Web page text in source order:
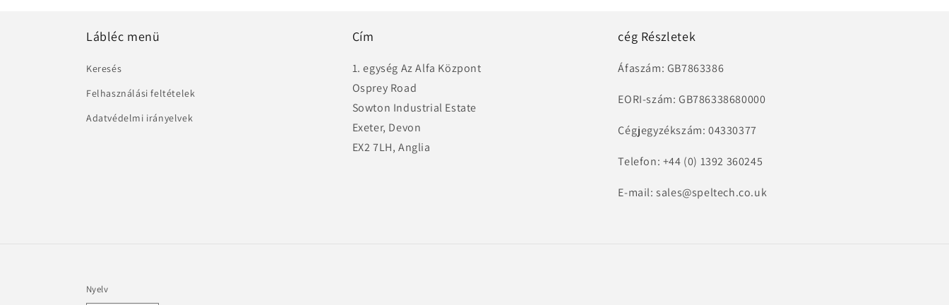
Lábléc menü
Keresés
Felhasználási feltételek
Adatvédelmi irányelvek
Cím
1. egység Az Alfa Központ
Osprey Road
Sowton Industrial Estate
Exeter, Devon
EX2 7LH, Anglia
cég Részletek
Áfaszám: GB7863386
EORI-szám: GB786338680000
Cégjegyzékszám: 04330377
Telefon: +44 (0) 1392 360245
E-mail: sales@speltech.co.uk
Nyelv